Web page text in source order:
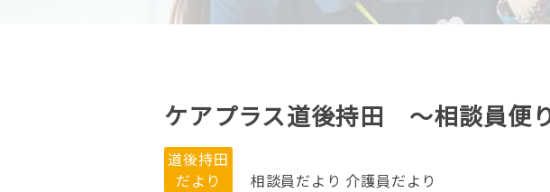
ケアプラス道後持田 ～相談員便
道後持田
だより
相談員だより 介護員だより